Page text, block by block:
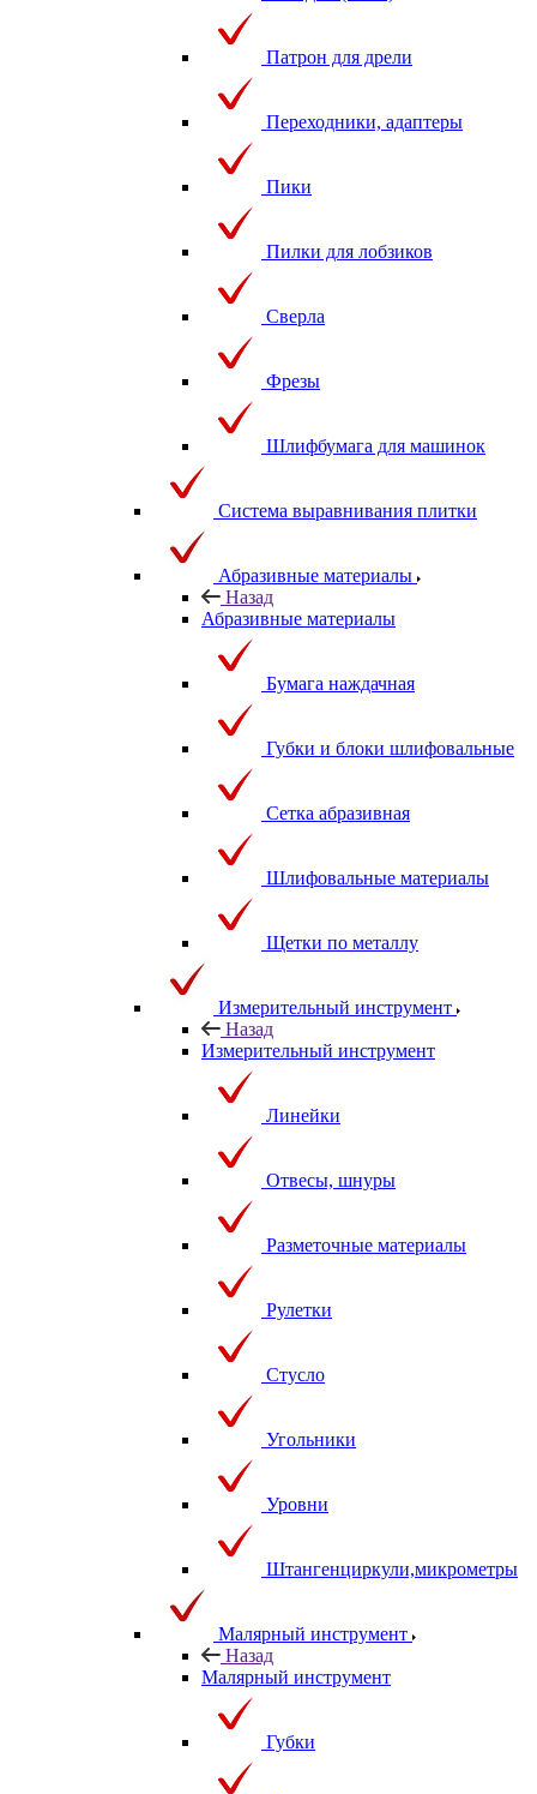
Патрон для дрели
Переходники, адаптеры
Пики
Пилки для лобзиков
Сверла
Фрезы
Шлифбумага для машинок
Система выравнивания плитки
Абразивные материалы
Назад
Абразивные материалы
Бумага наждачная
Губки и блоки шлифовальные
Сетка абразивная
Шлифовальные материалы
Щетки по металлу
Измерительный инструмент
Назад
Измерительный инструмент
Линейки
Отвесы, шнуры
Разметочные материалы
Рулетки
Стусло
Угольники
Уровни
Штангенциркули,микрометры
Малярный инструмент
Назад
Малярный инструмент
Губки